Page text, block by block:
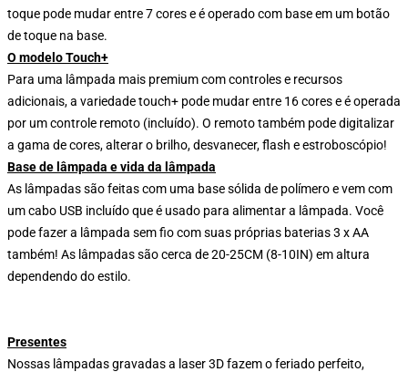
toque pode mudar entre 7 cores e é operado com base em um botão
de toque na base.
O modelo Touch+
Para uma lâmpada mais premium com controles e recursos
adicionais, a variedade touch+ pode mudar entre 16 cores e é operada
por um controle remoto (incluído). O remoto também pode digitalizar
a gama de cores, alterar o brilho, desvanecer, flash e estroboscópio!
Base de lâmpada e vida da lâmpada
As lâmpadas são feitas com uma base sólida de polímero e vem com
um cabo USB incluído que é usado para alimentar a lâmpada. Você
pode fazer a lâmpada sem fio com suas próprias baterias 3 x AA
também! As lâmpadas são cerca de 20-25CM (8-10IN) em altura
dependendo do estilo.
Presentes
Nossas lâmpadas gravadas a laser 3D fazem o feriado perfeito,